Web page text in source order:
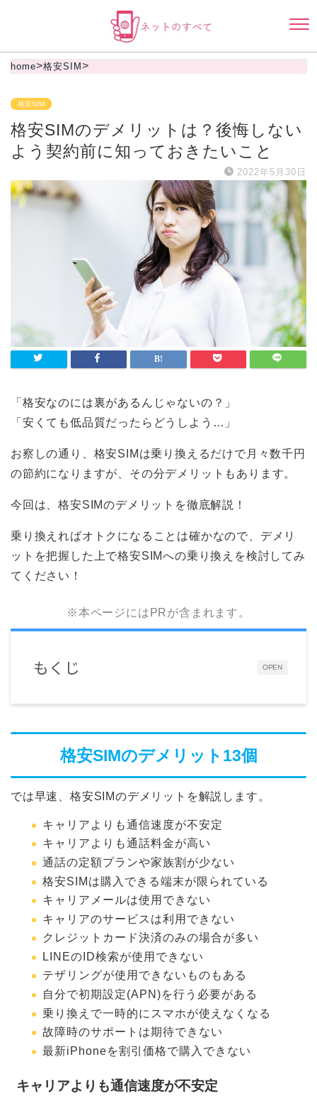
home>格安SIM >
格安SIM
格安SIMのデメリットは？後悔しない
よう契約前に知っておきたいこと
2022年5月30日
「格安なのには裏があるんじゃないの？」
「安くても低品質だったらどうしよう…」
お察しの通り、格安SIMは乗り換えるだけで月々数千円
の節約になりますが、その分デメリットもあります。
今回は、格安SIMのデメリットを徹底解説！
乗り換えればオトクになることは確かなので、デメリ
ットを把握した上で格安SIMへの乗り換えを検討してみ
てください！
※本ページにはPRが含まれます。
OPEN
もくじ
格安SIMのデメリット13個
では早速、格安SIMのデメリットを解説します。
キャリアよりも通信速度が不安定
キャリアよりも通話料金が高い
通話の定額プランや家族割が少ない
格安SIMは購入できる端末が限られている
キャリアメールは使用できない
キャリアのサービスは利用できない
クレジットカード決済のみの場合が多い
LINEのID検索が使用できない
テザリングが使用できないものもある
自分で初期設定(APN)を行う必要がある
乗り換えで一時的にスマホが使えなくなる
故障時のサポートは期待できない
最新iPhoneを割引価格で購入できない
キャリアよりも通信速度が不安定